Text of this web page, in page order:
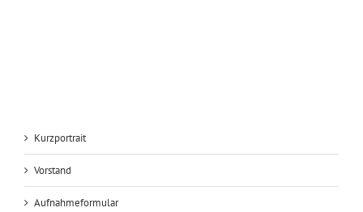
Kurzportrait
Vorstand
Aufnahmeformular